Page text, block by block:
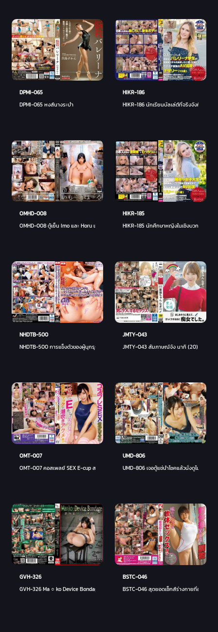
DPMI-065
DPMI-065 หงส์นางระบำ
HIKR-186
HIKR-186 นักเรียนบัลเล่ต์ที่จริงจังที่มารับที่
OMHD-008
OMHD-008 ตู้เย็น Imo และ Horu เมื่อฉันขังน้องสาวไว้ในตู้เย็น เธอก็แข็งตัวและกลายเป็นแค่ "
HIKR-185
HIKR-185 นักศึกษาหญิงในเชิงบวกที่น่ารัก
NHDTB-500
NHDTB-500 การแข็งตัวของผู้บุกรุกพอร์ต Ji ○ถูกผลักเข้าไปในทวารหนักและกรีดร้องอ
JMTY-043
JMTY-043 สัมภาษณ์จัง นากิ (20) เธอดูจริ
OMT-007
OMT-007 คอสเพลย์ SEX E-cup สาวสวยที่ตื่นขึ้นจากการทรมานหัวนมการแข็งตัวของอวัยว
UMD-806
UMD-806 เจอตู้แช่นำโชคแล้วนั่งดูไม่ให้ใคร
GVH-326
GVH-326 Ma ○ ko Device Bondage XXIV Iron Restraint Ma ○ เกาะทรมาน Maeno
BSTC-046
BSTC-046 สุดยอดเซ็กส์ร่างกายที่อ่อนนุ่มเ